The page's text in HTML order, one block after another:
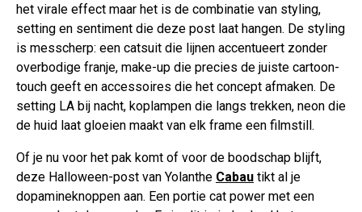
het virale effect maar het is de combinatie van styling,
setting en sentiment die deze post laat hangen. De styling
is messcherp: een catsuit die lijnen accentueert zonder
overbodige franje, make-up die precies de juiste cartoon-
touch geeft en accessoires die het concept afmaken. De
setting LA bij nacht, koplampen die langs trekken, neon die
de huid laat gloeien maakt van elk frame een filmstill.
Of je nu voor het pak komt of voor de boodschap blijft,
deze Halloween-post van Yolanthe Cabau tikt al je
dopamineknoppen aan. Een portie cat power met een